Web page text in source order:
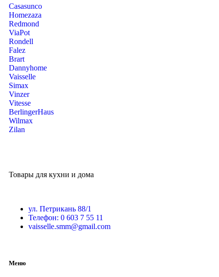
Casasunco
Homezaza
Redmond
ViaPot
Rondell
Falez
Brart
Dannyhome
Vaisselle
Simax
Vinzer
Vitesse
BerlingerHaus
Wilmax
Zilan
Товары для кухни и дома
ул. Петрикань 88/1
Телефон: 0 603 7 55 11
vaisselle.smm@gmail.com
Меню